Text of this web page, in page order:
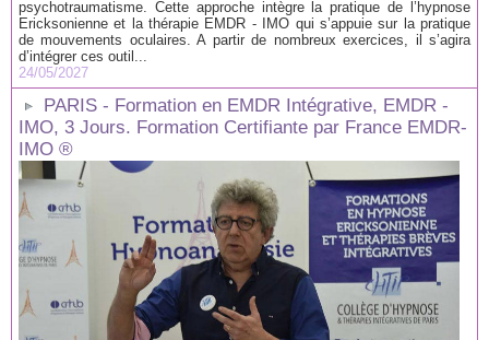
psychotraumatisme. Cette approche intègre la pratique de l’hypnose
Ericksonienne et la thérapie EMDR - IMO qui s’appuie sur la pratique
de mouvements oculaires. A partir de nombreux exercices, il s’agira
d’intégrer ces outil...
24/05/2027
PARIS - Formation en EMDR Intégrative, EMDR -
IMO, 3 Jours. Formation Certifiante par France EMDR-
IMO ®